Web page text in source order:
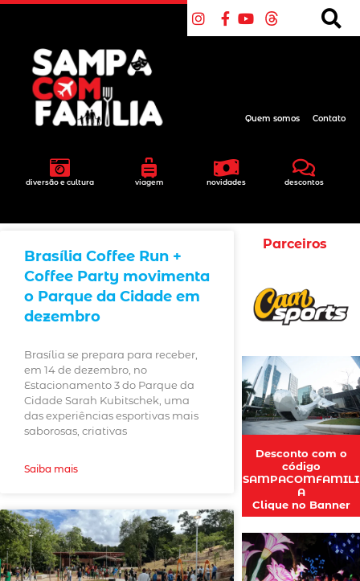
diversão e cultura viagem novidades descontos
Quem somos Contato
Brasília Coffee Run +
Coffee Party movimenta
o Parque da Cidade em
dezembro
Brasília se prepara para receber,
em 14 de dezembro, no
Estacionamento 3 do Parque da
Cidade Sarah Kubitschek, uma
das experiências esportivas mais
saborosas, criativas
Saiba mais
Parceiros
Desconto com o
código
SAMPACOMFAMILI
A
Clique no Banner